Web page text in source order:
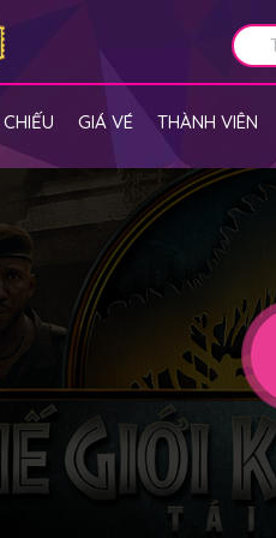
GIÁ VÉ THÀNH VIÊN